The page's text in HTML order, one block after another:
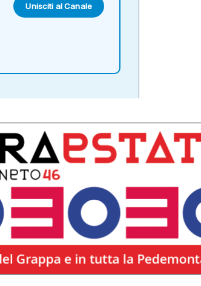
Unisciti al Canale